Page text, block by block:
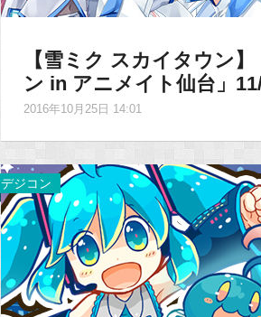
【雪ミク スカイタウン
ン in アニメイト仙台」
2016年10月25日 14:01
デジコン